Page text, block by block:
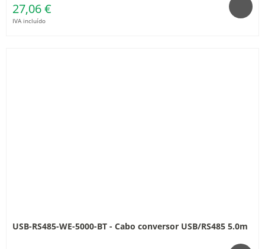
27,06 €
IVA incluído
USB-RS485-WE-5000-BT - Cabo conversor USB/RS485 5.0m